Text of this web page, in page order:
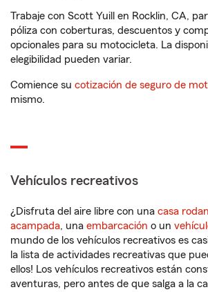
Trabaje con Scott Yuill en Rocklin, CA,
póliza con coberturas, descuentos y
opcionales para su motocicleta. La
elegibilidad pueden variar.
Comience su cotización de seguro de
mismo.
Vehículos recreativos
¿Disfruta del aire libre con una casa
acampada, una embarcación o un
mundo de los vehículos recreativos es
la lista de actividades recreativas que
ellos! Los vehículos recreativos están
aventuras, pero antes de que salga a la